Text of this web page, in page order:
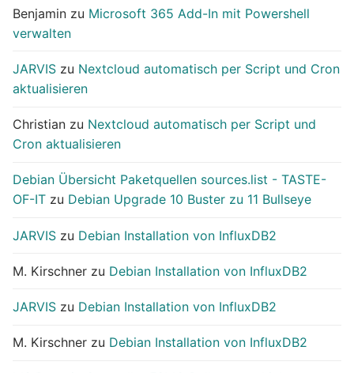
Benjamin zu Microsoft 365 Add-In mit Powershell
verwalten
JARVIS zu Nextcloud automatisch per Script und Cron
aktualisieren
Christian zu Nextcloud automatisch per Script und
Cron aktualisieren
Debian Übersicht Paketquellen sources.list - TASTE-
OF-IT zu Debian Upgrade 10 Buster zu 11 Bullseye
JARVIS zu Debian Installation von InfluxDB2
M. Kirschner zu Debian Installation von InfluxDB2
JARVIS zu Debian Installation von InfluxDB2
M. Kirschner zu Debian Installation von InfluxDB2